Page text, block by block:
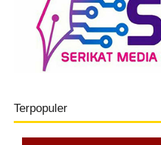
Terpopuler